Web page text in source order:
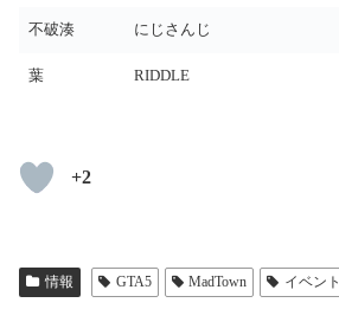
不破湊 にじさんじ
葉 RIDDLE
+2
情報 GTA5 MadTown イベント